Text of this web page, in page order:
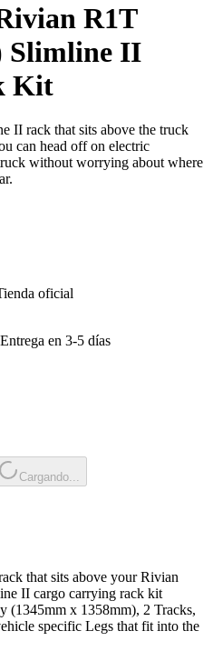
R1T
Slimline II
Kit
II rack that sits above the truck
can head off on electric
without worrying about where
oficial
Entrega en 3-5 días
Cargando...
that sits above your Rivian
II cargo carrying rack kit
(1345mm x 1358mm), 2 Tracks,
specific Legs that fit into the